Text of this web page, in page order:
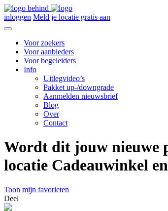
inloggen Meld je locatie gratis aan
Voor zoekers
Voor aanbieders
Voor begeleiders
Info
Uitlegvideo’s
Pakket up-/downgrade
Aanmelden nieuwsbrief
Blog
Over
Contact
Wordt dit jouw nieuwe
locatie Cadeauwinkel
Toon mijn favorieten
Deel